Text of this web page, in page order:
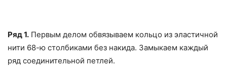
Ряд 1. Первым делом обвязываем кольцо из эластичной
нити 68-ю столбиками без накида. Замыкаем каждый
ряд соединительной петлей.